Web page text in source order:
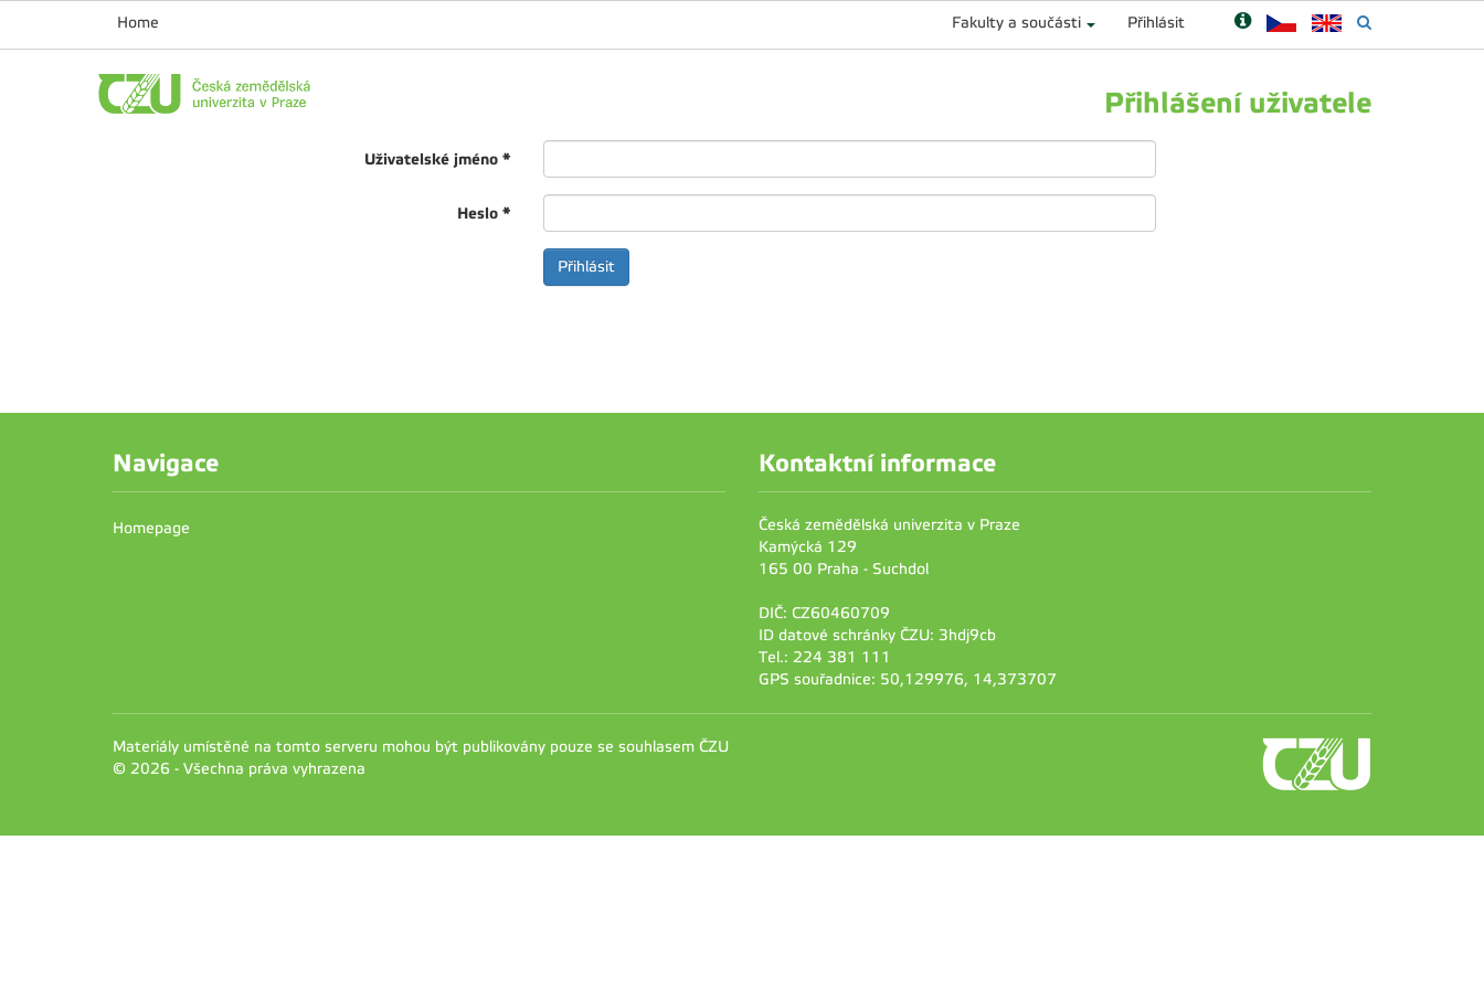
Home Fakulty a součásti Přihlásit
Přihlášení uživatele
Uživatelské jméno *
Heslo *
Navigace
Homepage
Kontaktní informace
Česká zemědělská univerzita v Praze
Kamýcká 129
165 00 Praha - Suchdol
DIČ: CZ60460709
ID datové schránky ČZU: 3hdj9cb
Tel.: 224 381 111
GPS souřadnice: 50,129976, 14,373707
Materiály umístěné na tomto serveru mohou být publikovány pouze se souhlasem ČZU
© 2026 - Všechna práva vyhrazena